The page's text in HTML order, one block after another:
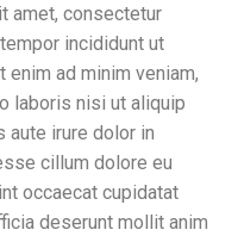
amet, consectetur
incididunt ut
enim ad minim veniam,
laboris nisi ut aliquip
aute irure dolor in
cillum dolore eu
occaecat cupidatat
deserunt mollit anim